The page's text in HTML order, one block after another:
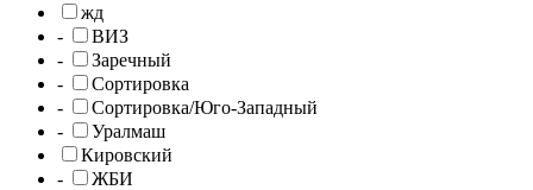
жд
-
ВИЗ
-
Заречный
-
Сортировка
-
Сортировка/Юго-Западный
-
Уралмаш
Кировский
-
ЖБИ